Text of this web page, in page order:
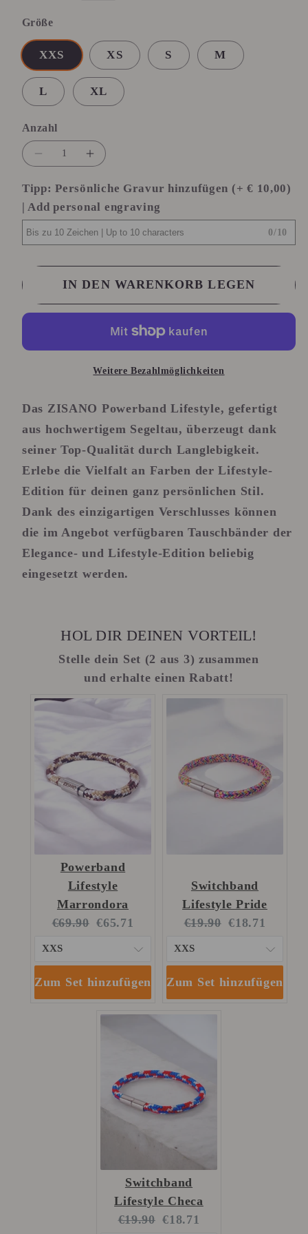
Größe
XXS XS S M
L XL
Anzahl
Anzahl
Verringere
Menge
für
Powerband
Lifestyle
Marrondora
Erhöhe
Menge
für
Powerband
Lifestyle
Marrondora
Tipp: Persönliche Gravur hinzufügen (+ € 10,00)
| Add personal engraving
0/10
IN DEN WARENKORB LEGEN
Weitere Bezahlmöglichkeiten
Das ZISANO Powerband Lifestyle, gefertigt
aus hochwertigem Segeltau, überzeugt dank
seiner Top-Qualität durch Langlebigkeit.
Erlebe die Vielfalt an Farben der Lifestyle-
Edition für deinen ganz persönlichen Stil.
Dank des einzigartigen Verschlusses können
die im Angebot verfügbaren Tauschbänder der
Elegance- undLifestyle-Edition beliebig
eingesetzt werden.
HOL DIR DEINEN VORTEIL!
Stelle dein Set (2 aus 3) zusammen
und erhalte einen Rabatt!
Powerband
Lifestyle
Marrondora
Original
€69.90 Current
€65.71
Zum Set hinzufügen
Switchband
Lifestyle Pride
Original
€19.90 Current
€18.71
Zum Set hinzufügen
Switchband
Lifestyle Checa
Original
€19.90 Current
€18.71